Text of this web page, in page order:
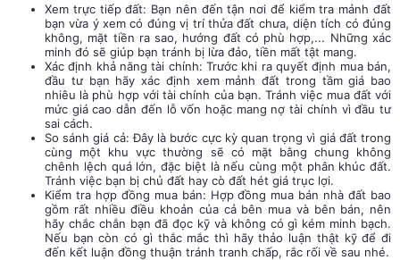
Xem trực tiếp đất: Bạn nên đến tận nơi để kiểm tra mảnh đất
bạn vừa ý xem có đúng vị trí thửa đất chưa, diện tích có đúng
không, mặt tiền ra sao, hướng đất có phù hợp,... Những xác
minh đó sẽ giúp bạn tránh bị lừa đảo, tiền mất tật mang.
Xác định khả năng tài chính: Trước khi ra quyết định mua bán,
đầu tư bạn hãy xác định xem mảnh đất trong tầm giá bao
nhiêu là phù hợp với tài chính của bạn. Tránh việc mua đất với
mức giá cao dẫn đến lỗ vốn hoặc mang nợ tài chính vì đầu tư
sai cách.
So sánh giá cả: Đây là bước cực kỳ quan trọng vì giá đất trong
cùng một khu vực thường sẽ có mặt bằng chung không
chênh lệch quá lớn, đặc biệt là nếu cùng một phân khúc đất.
Tránh việc bạn bị chủ đất hay cò đất hét giá trục lợi.
Kiểm tra hợp đồng mua bán: Hợp đồng mua bán nhà đất bao
gồm rất nhiều điều khoản của cả bên mua và bên bán, nên
hãy chắc chắn bạn đã đọc kỹ và không có gì kém minh bạch.
Nếu bạn còn có gì thắc mắc thì hãy thảo luận thật kỹ để đi
đến kết luận đồng thuận tránh tranh chấp, rắc rối về sau nhé.